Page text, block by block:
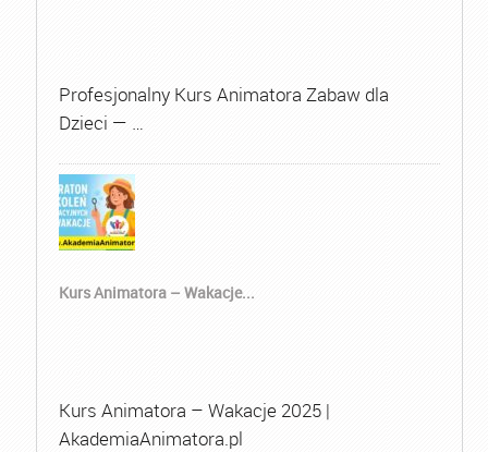
Profesjonalny Kurs Animatora Zabaw dla
Dzieci — …
Kurs Animatora – Wakacje...
Kurs Animatora – Wakacje 2025 |
AkademiaAnimatora.pl